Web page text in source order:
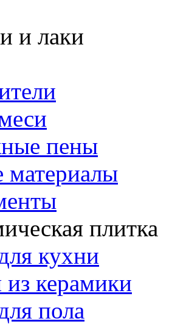
и лаки
пены
материалы
плитка
кухни
из керамики
пола